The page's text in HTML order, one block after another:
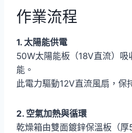
作業流程
1. 太陽能供電
50W太陽能板（18V直流）吸
能。
此電力驅動12V直流風扇，保
2. 空氣加熱與循環
乾燥箱由雙面鍍鋅保溫板（